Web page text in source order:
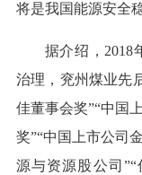
将是我国能源安全
据介绍，2018
治理，兖州煤业先
佳董事会奖”“中国
奖”“中国上市公司
源与资源股公司